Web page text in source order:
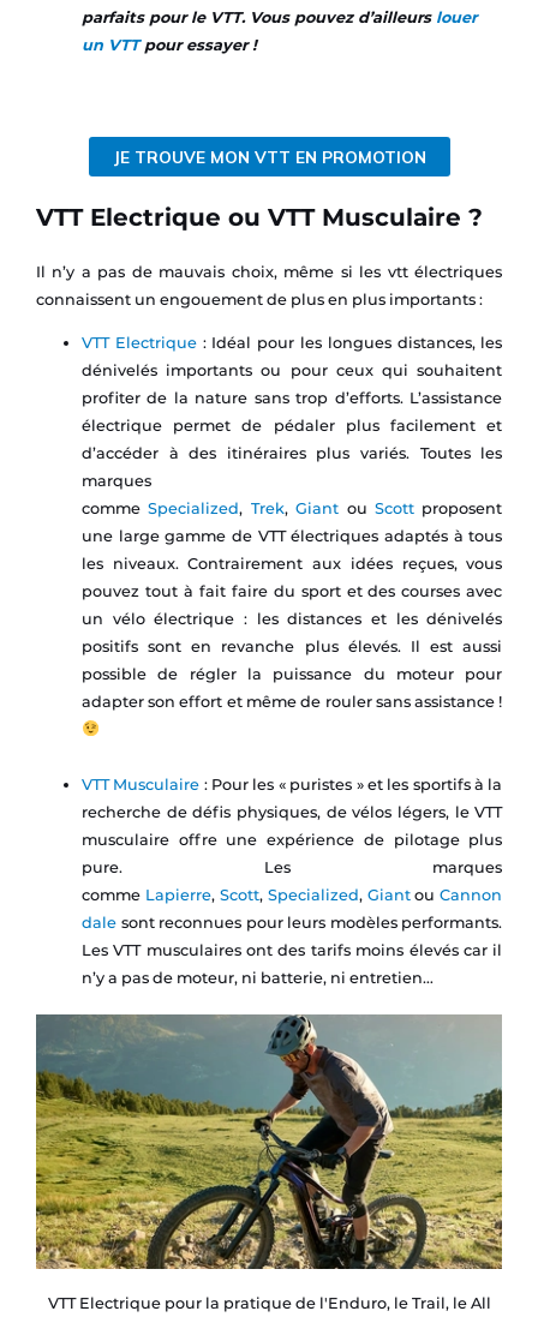
parfaits pour le VTT. Vous pouvez d’ailleurs louer
un VTTpour essayer !
JE TROUVE MON VTT EN PROMOTION
VTT Electrique ou VTT Musculaire ?
Il n’y a pas de mauvais choix, même si les vtt électriques
connaissent un engouement de plus en plus importants :
VTT Electrique: Idéal pour les longues distances, les
dénivelés importants ou pour ceux qui souhaitent
profiter de la nature sans trop d’efforts. L’assistance
électrique permet de pédaler plus facilement et
d’accéder à des itinéraires plus variés. Toutes les
marques
commeSpecialized, Trek,Giant ou Scott proposent
une large gamme de VTT électriques adaptés à tous
les niveaux. Contrairement aux idées reçues, vous
pouvez tout à fait faire du sport et des courses avec
un vélo électrique : les distances et les dénivelés
positifs sont en revanche plus élevés. Il est aussi
possible de régler la puissance du moteur pour
adapter son effort et même de rouler sans assistance !
VTT Musculaire : Pour les « puristes » et les sportifs à la
recherche de défis physiques, de vélos légers, le VTT
musculaire offre une expérience de pilotage plus
pure. Les marques
comme Lapierre, Scott, Specialized, GiantouCannon
dale sont reconnues pour leurs modèles performants.
Les VTT musculaires ont des tarifs moins élevés car il
n’y a pas de moteur, ni batterie, ni entretien…
VTT Electrique pour la pratique de l'Enduro, le Trail, le All